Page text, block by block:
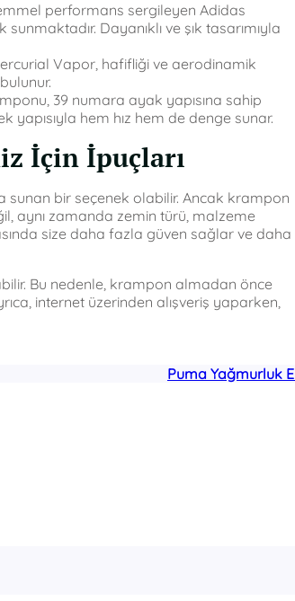
performans sergileyen Adidas
Dayanıklı ve şık tasarımıyla
Vapor, hafifliği ve aerodinamik
39 numara ayak yapısına sahip
hem hız hem de denge sunar.
İçin İpuçları
sunan bir seçenek olabilir. Ancak krampon
aynı zamanda zemin türü, malzeme
size daha fazla güven sağlar ve daha
Bu nedenle, krampon almadan önce
internet üzerinden alışveriş yaparken,
Puma Yağmurluk